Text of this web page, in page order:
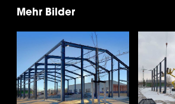
Mehr Bilder